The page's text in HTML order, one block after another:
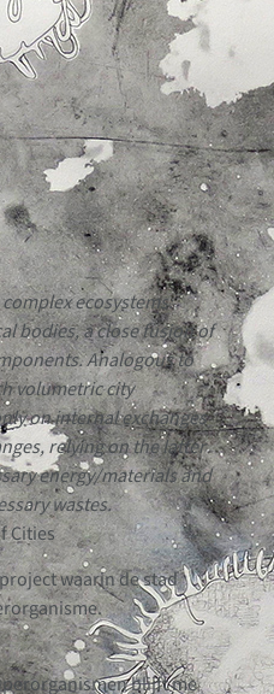
ecosystems:
bodies, a close fusion of
Analogous to
volumetric city
on internal exchanges
relying on the latter
energy/materials and
wastes.
Cities
waarin de stad
blijft me